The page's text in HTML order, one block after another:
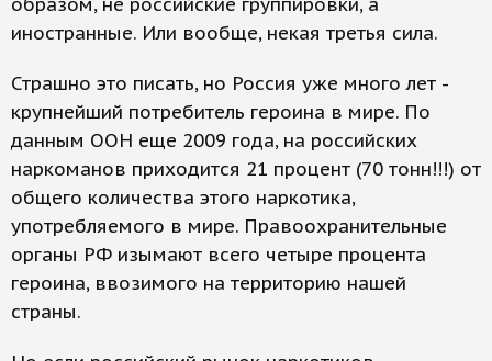
иностранные. Или вообще, некая третья сила.
Страшно это писать, но Россия уже много лет -
крупнейший потребитель героина в мире. По
данным ООН еще 2009 года, на российских
наркоманов приходится 21 процент (70 тонн!!!) от
общего количества этого наркотика,
употребляемого в мире. Правоохранительные
органы РФ изымают всего четыре процента
героина, ввозимого на территорию нашей
страны.